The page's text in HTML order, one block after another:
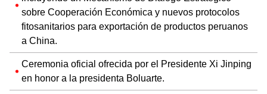
sobre Cooperación Económica y nuevos protocolos
fitosanitarios para exportación de productos peruanos
a China.
Ceremonia oficial ofrecida por el Presidente Xi Jinping
en honor a la presidenta Boluarte.